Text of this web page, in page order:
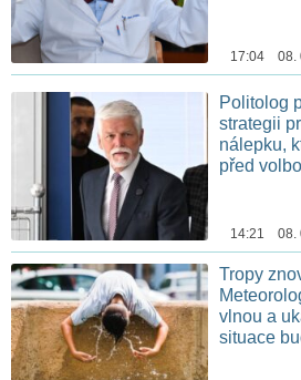
17:04 08.
Politolog
strategii
nálepku,
před
14:21 08.
Tropy
vlnou a